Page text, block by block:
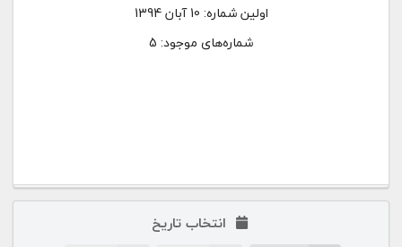
اولین شماره: 10 آبان 1394
شماره‌های موجود: 5
انتخاب تاریخ